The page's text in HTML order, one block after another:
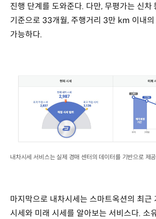
진행 단계를 도와준다. 다만, 무평가는 신차
기준으로 33개월, 주행거리 3만 km 이내의
가능하다.
내차시세 서비스는 실제 경매 센터의 데이터를 기반으로 제
마지막으로 내차시세는 스마트옥션의 최근
시세와 미래 시세를 알아보는 서비스다. 소